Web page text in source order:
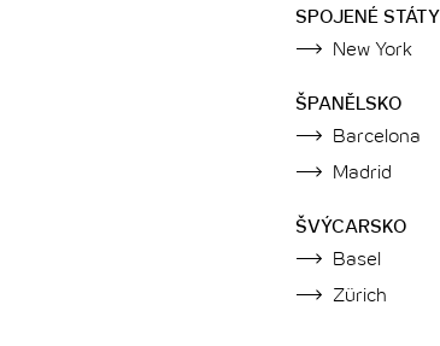
SPOJENÉ STÁTY
New York
ŠPANĚLSKO
Barcelona
Madrid
ŠVÝCARSKO
Basel
Zürich